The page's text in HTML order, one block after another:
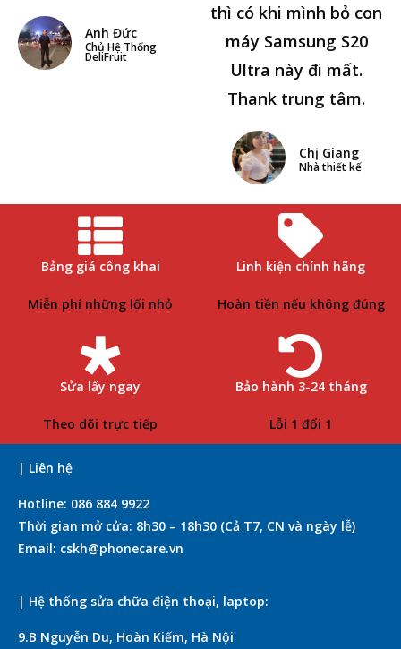
Anh Đức
Chủ Hệ Thống
DeliFruit
thì có khi mình bỏ con
máy Samsung S20
Ultra này đi mất.
Thank trung tâm.
Chị Giang
Nhà thiết kế
Bảng giá công khai
Miễn phí những lối nhỏ
Linh kiện chính hãng
Hoàn tiền nếu không đúng
Sửa lấy ngay
Theo dõi trực tiếp
Bảo hành 3-24 tháng
Lỗi 1 đổi 1
| Liên hệ
Hotline: 086 884 9922
Thời gian mở cửa: 8h30 – 18h30 (Cả T7, CN và ngày lễ)
Email: cskh@phonecare.vn
| Hệ thống sửa chữa điện thoại, laptop:
9.B Nguyễn Du, Hoàn Kiếm, Hà Nội